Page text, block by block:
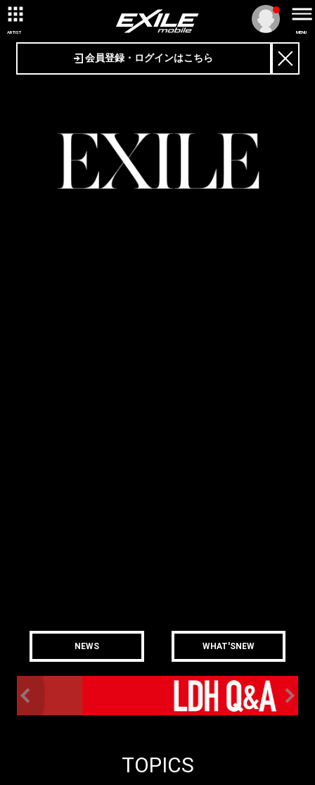
ARTIST MENU
会員登録・ログインはこちら
NEWS WHAT'SNEW
TOPICS